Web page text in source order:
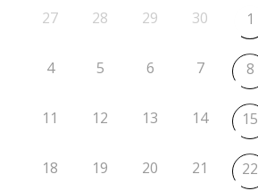
27
28 29 30 1
4 5 6 7 8
11 12 13 14 15
18 19 20 21 22